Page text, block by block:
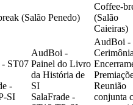
(Salão Penedo)
Coffee-
(Salão
Caieiras)
ST07
-
SI
AudBoi -
Painel do Livro
da História de
SI
SalaFrade -
AudBoi -
Reunião
conjunta